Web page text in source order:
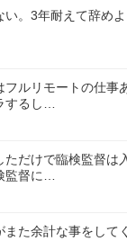
。3年耐えて辞めよ
フルリモートの仕事
するし…
だけで臨検監督は
監督に…
また余計な事をして